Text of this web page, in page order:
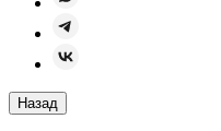
Назад